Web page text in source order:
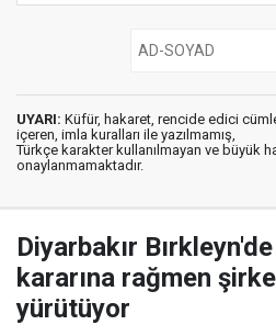
UYARI: Küfür, hakaret, rencide edici
içeren, imla kuralları ile yazılmamış,
Türkçe karakter kullanılmayan ve büyük
onaylanmamaktadır.
Diyarbakır
kararına rağmen
yürütüyor